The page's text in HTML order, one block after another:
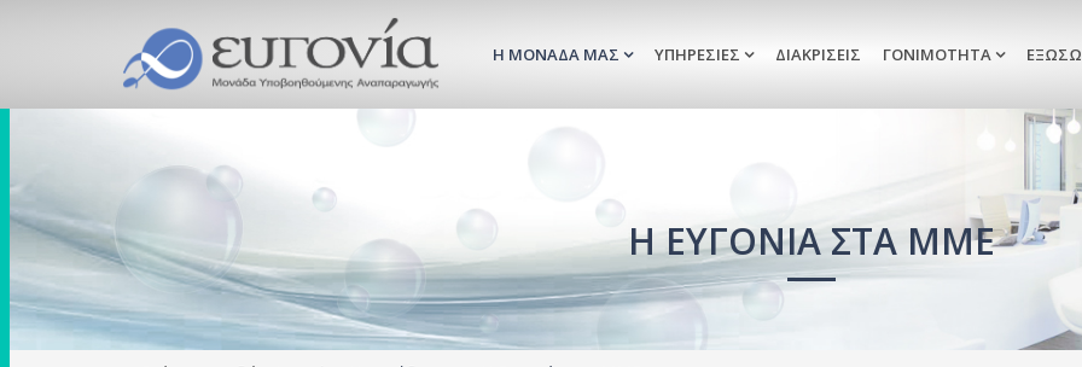
Η ΜΟΝΆΔΑ ΜΑΣ ΥΠΗΡΕΣΊΕΣ ΔΙΑΚΡΊΣΕΙΣ ΓΟΝΙΜΌΤΗΤΑ
Η ΕΥΓΟΝΊΑ ΣΤΑ ΜΜΕ